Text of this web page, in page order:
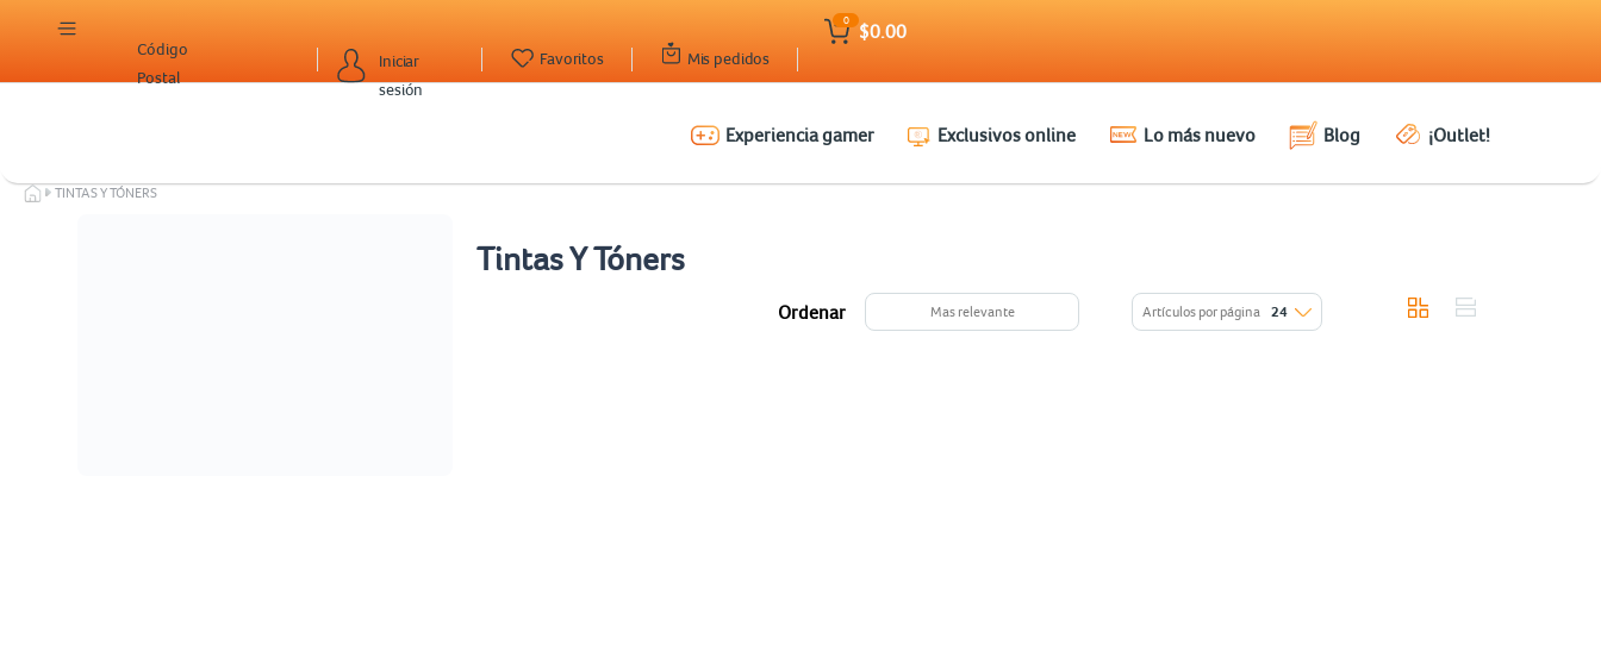
Iniciar
sesión
Código
Postal
Mis pedidos
Favoritos
0
$0.00
Experiencia gamer Exclusivos online Lo más nuevo Blog ¡Outlet!
TINTAS Y TÓNERS
Tintas Y Tóners
Ordenar Mas relevante Artículos por página 24